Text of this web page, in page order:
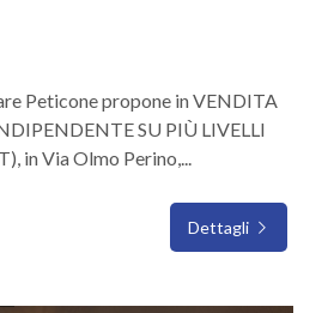
Peticone propone in VENDITA
SU PIÙ LIVELLI
in Via Olmo Perino,...
Dettagli